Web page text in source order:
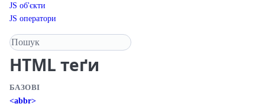
JS об'єкти
JS оператори
Пошук у довіднику
HTML теґи
БАЗОВІ
<abbr>